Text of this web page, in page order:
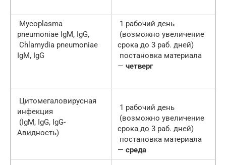
Mycoplasma
pneumoniaе IgМ, IgG,
Chlamydia pneumoniaе
IgМ, IgG
1 рабочий день
(возможно увеличение
срока до 3 раб. дней)
постановка материала
— четверг
Цитомегаловирусная
инфекция
(IgM, IgG, IgG-
Авидность)
1 рабочий день
(возможно увеличение
срока до 3 раб. дней)
постановка материала
— среда